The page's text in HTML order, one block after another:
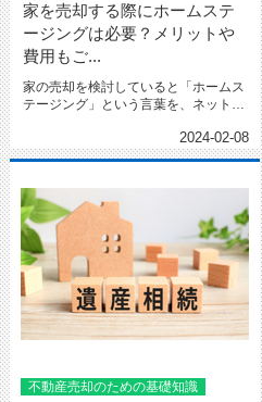
家を売却する際にホームステ
ージングは必要？メリットや
費用もご...
家の売却を検討していると「ホームス
テージング」という言葉を、ネットや
2024-02-08
不動産売却のための基礎知識